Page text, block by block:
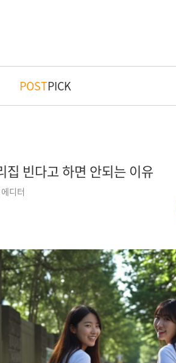
POSTPICK
집 빈다고 하면 안되는 이유
디터